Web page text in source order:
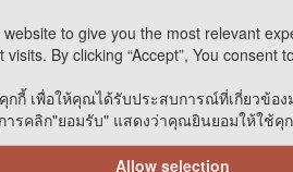
1 deeply nourishes from the hair to the skin,
to give you the most relevant
By clicking “Accept”, You consent
กกี้ เพื่อให้คุณได้รับประสบการณ์ที่เกี่ยวข้อ
รคลิก"ยอมรับ" แสดงว่าคุณยินยอมให้ใช้คุ
Allow selection